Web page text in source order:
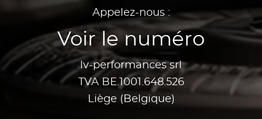
Appelez-nous :
Voir le numéro
lv-performances srl
TVA BE.1001.648.526
Liège (Belgique)